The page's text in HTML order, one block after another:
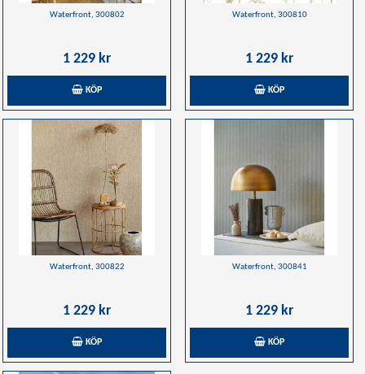
Waterfront, 300802
1 229 kr
KÖP
Waterfront, 300810
1 229 kr
KÖP
Waterfront, 300822
1 229 kr
KÖP
Waterfront, 300841
1 229 kr
KÖP